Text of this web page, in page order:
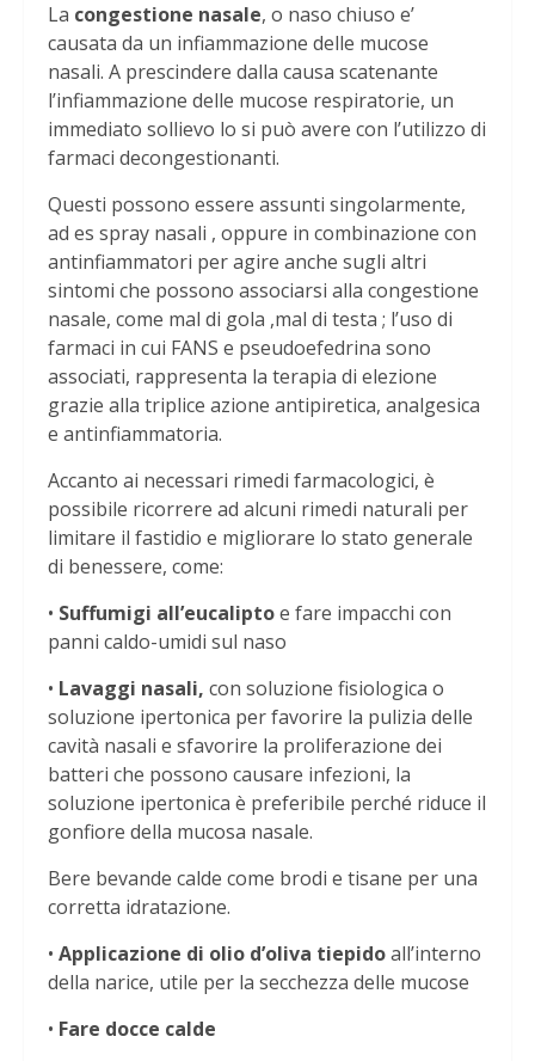
La congestione nasale, o naso chiuso e’
causata da un infiammazione delle mucose
nasali. A prescindere dalla causa scatenante
l’infiammazione delle mucose respiratorie, un
immediato sollievo lo si può avere con l’utilizzo di
farmaci decongestionanti.
Questi possono essere assunti singolarmente,
ad es spray nasali , oppure in combinazione con
antinfiammatori per agire anche sugli altri
sintomi che possono associarsi alla congestione
nasale, come mal di gola ,mal di testa ; l’uso di
farmaci in cui FANS e pseudoefedrina sono
associati, rappresenta la terapia di elezione
grazie alla triplice azione antipiretica, analgesica
e antinfiammatoria.
Accanto ai necessari rimedi farmacologici, è
possibile ricorrere ad alcuni rimedi naturali per
limitare il fastidio e migliorare lo stato generale
di benessere, come:
• Suffumigi all’eucaliptoe fare impacchi con
panni caldo-umidi sul naso
• Lavaggi nasali, con soluzione fisiologica o
soluzione ipertonica per favorire la pulizia delle
cavità nasali e sfavorire la proliferazione dei
batteri che possono causare infezioni, la
soluzione ipertonica è preferibile perché riduce il
gonfiore della mucosa nasale.
Bere bevande calde come brodi e tisane per una
corretta idratazione.
• Applicazione di olio d’oliva tiepidoall’interno
della narice, utile per la secchezza delle mucose
• Fare docce calde